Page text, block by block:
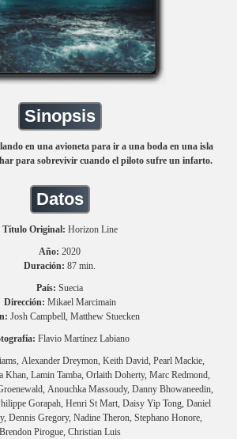
Sinopsis
en una avioneta para ir a una boda en una isla
para sobrevivir cuando el piloto sufre un infarto.
Datos
Título Original: Horizon Line
Año:2020
Duración:87 min.
País:Suecia
Dirección: Mikael Marcimain
Josh Campbell, Matthew Stuecken
Flavio Martínez Labiano
Alexander Dreymon, Keith David, Pearl Mackie,
Khan, Lamin Tamba, Orlaith Doherty, Marc Redmond,
Anouchka Massoudy, Danny Bhowaneedin,
Gorapah, Henri St Mart, Daisy Yip Tong, Daniel
Dennis Gregory, Nadine Theron, Stephano Honore,
Brendon Pirogue, Christian Luis